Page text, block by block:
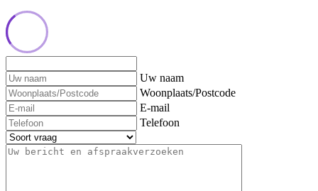
Uw naam
Woonplaats/Postcode
E-mail
Telefoon